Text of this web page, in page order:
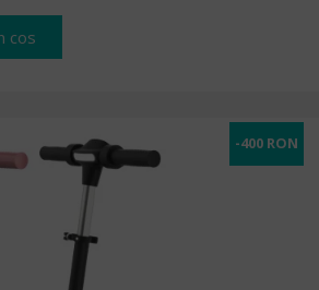
cos
-400 RON